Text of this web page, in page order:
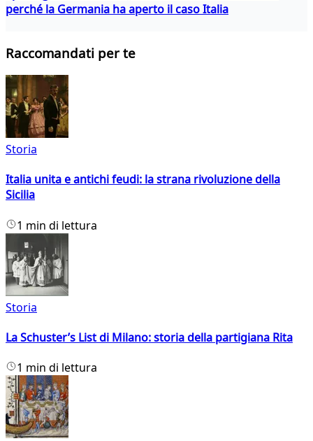
perché la Germania ha aperto il caso Italia
Raccomandati per te
Storia
Italia unita e antichi feudi: la strana rivoluzione della
Sicilia
1 min di lettura
Storia
La Schuster’s List di Milano: storia della partigiana Rita
1 min di lettura